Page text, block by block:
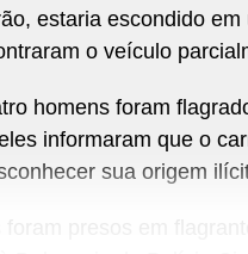
estaria escondido
o veículo
homens foram
informaram que o
sua origem